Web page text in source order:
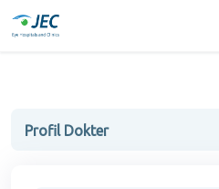
Profil Dokter